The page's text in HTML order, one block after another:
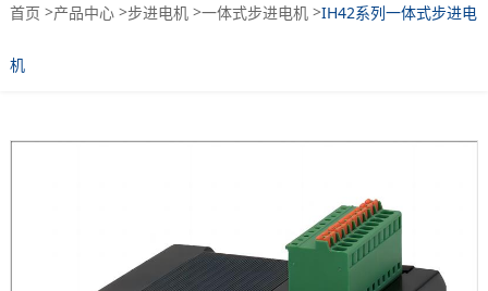
首页 >产品中心>步进电机>一体式步进电机>IH42系列一体式步进电
机